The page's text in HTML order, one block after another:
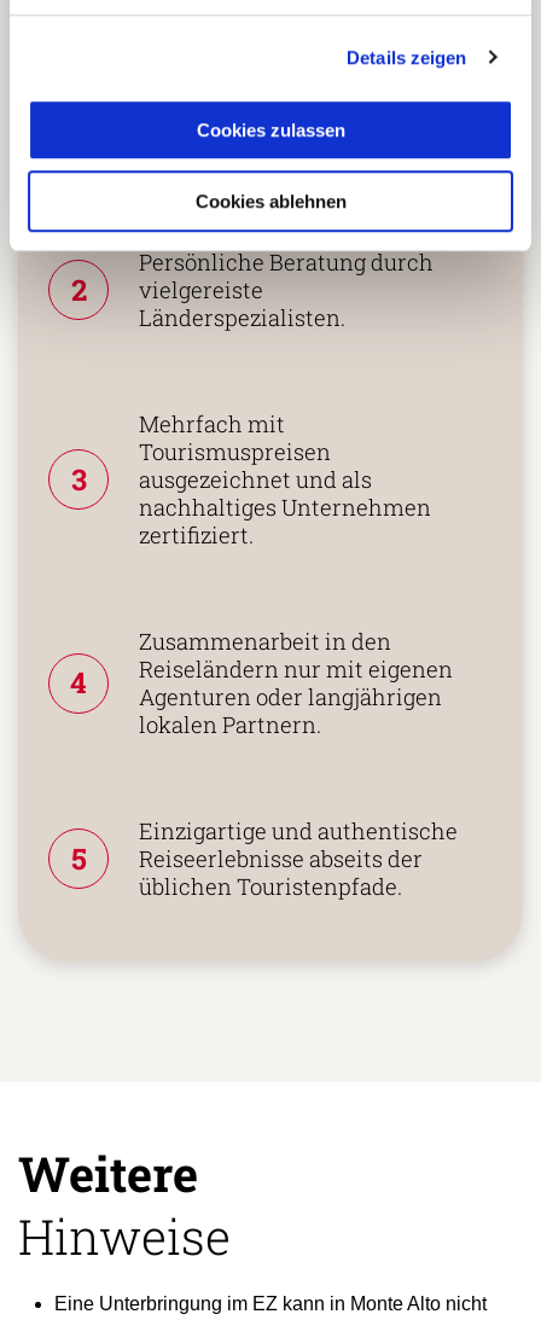
Details zeigen
Cookies zulassen
Cookies ablehnen
1
Fernreisespezialist mit über
2
Persönliche Beratung durch
vielgereiste
3
Mehrfach mit
Tourismuspreisen
ausgezeichnet und als
nachhaltiges Unternehmen
4
Zusammenarbeit in den
Reiseländern nur mit eigenen
Agenturen oder langjährigen
5
Einzigartige und authentische
Reiseerlebnisse abseits der
Weitere
Hinweise